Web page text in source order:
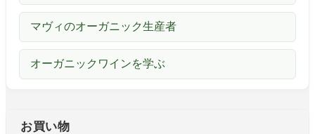
マヴィのオーガニック生産者
オーガニックワインを学ぶ
お買い物